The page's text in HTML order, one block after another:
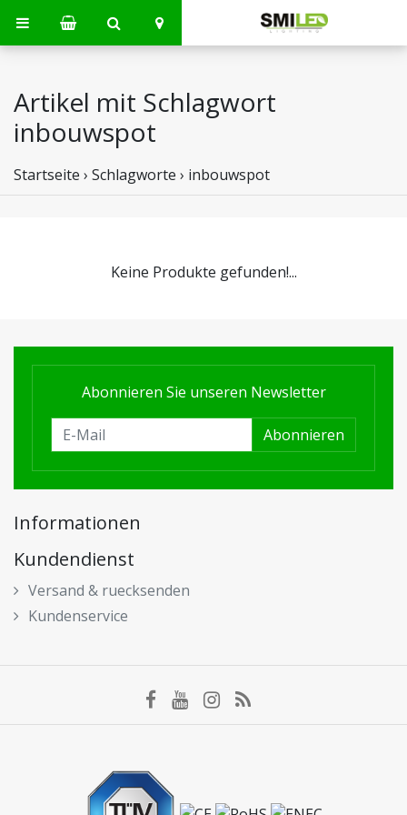
Artikel mit Schlagwort
inbouwspot
Startseite › Schlagworte › inbouwspot
Keine Produkte gefunden!...
Abonnieren Sie unseren Newsletter
Abonnieren
Informationen
Kundendienst
Versand & ruecksenden
Kundenservice